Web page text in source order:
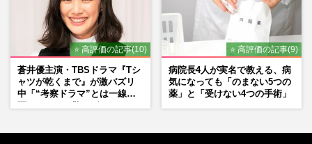
⭐ 高評価の記事(10)
蒼井優主演・TBSドラマ『Tシ
ャツが乾くまで』が激バズリ
中「“考察ドラマ”とは一線を
⭐ 高評価の記事(9)
病院長4人が実名で教える、病
気になっても「のまない5つの
薬」と「受けない4つの手術」